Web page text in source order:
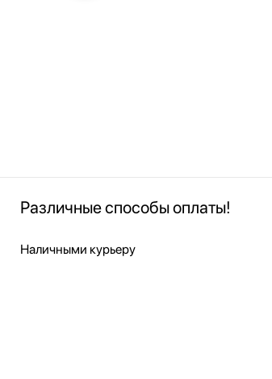
Различные способы оплаты!
Наличными курьеру